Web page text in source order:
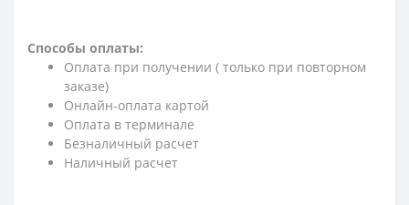
Способы оплаты:
Оплата при получении ( только при повторном
заказе)
Онлайн-оплата картой
Оплата в терминале
Безналичный расчет
Наличный расчет